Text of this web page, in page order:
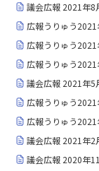
議会広報 2021年8
広報うりゅう2021
広報うりゅう2021
広報うりゅう2021
議会広報 2021年5
広報うりゅう2021
広報うりゅう2021
議会広報 2021年2
議会広報 2020年11